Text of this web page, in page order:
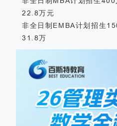
22.8万元
非全日制EMBA计划招生
31.8万